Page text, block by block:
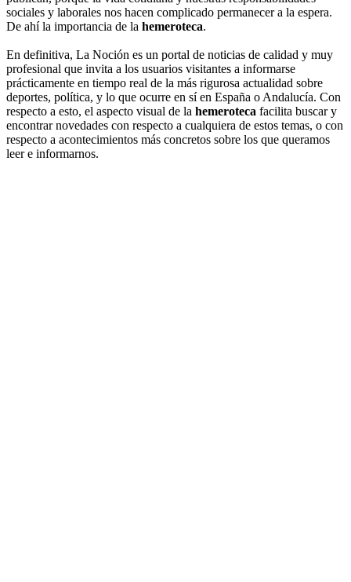
sociales y laborales nos hacen complicado permanecer a la espera.
De ahí la importancia de la hemeroteca.
En definitiva, La Noción es un portal de noticias de calidad y muy
profesional que invita a los usuarios visitantes a informarse
prácticamente en tiempo real de la más rigurosa actualidad sobre
deportes, política, y lo que ocurre en sí en España o Andalucía. Con
respecto a esto, el aspecto visual de la hemeroteca facilita buscar y
encontrar novedades con respecto a cualquiera de estos temas, o con
respecto a acontecimientos más concretos sobre los que queramos
leer e informarnos.